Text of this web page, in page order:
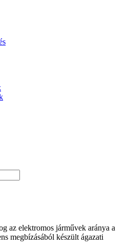
az elektromos járművek aránya a
megbízásából készült ágazati